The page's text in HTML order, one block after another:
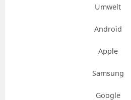
Umwelt
Android
Apple
Samsung
Google